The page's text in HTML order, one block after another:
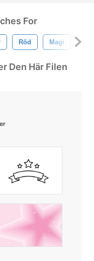
For
Röd Magi
Den Här Filen